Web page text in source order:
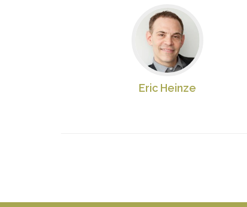
Eric Heinze